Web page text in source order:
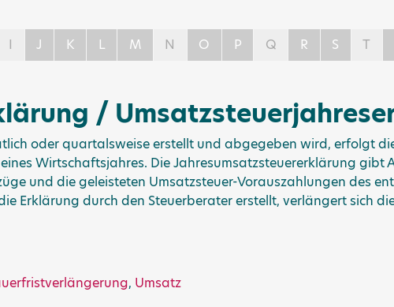
I J K L M N O P Q R S T
/
oder quartalsweise erstellt und abgegeben wird, erfolgt
Wirtschaftsjahres. Die Jahresumsatzsteuererklärung gibt
und die geleisteten Umsatzsteuer-Vorauszahlungen des
Erklärung durch den Steuerberater erstellt, verlängert sich
, Umsatz